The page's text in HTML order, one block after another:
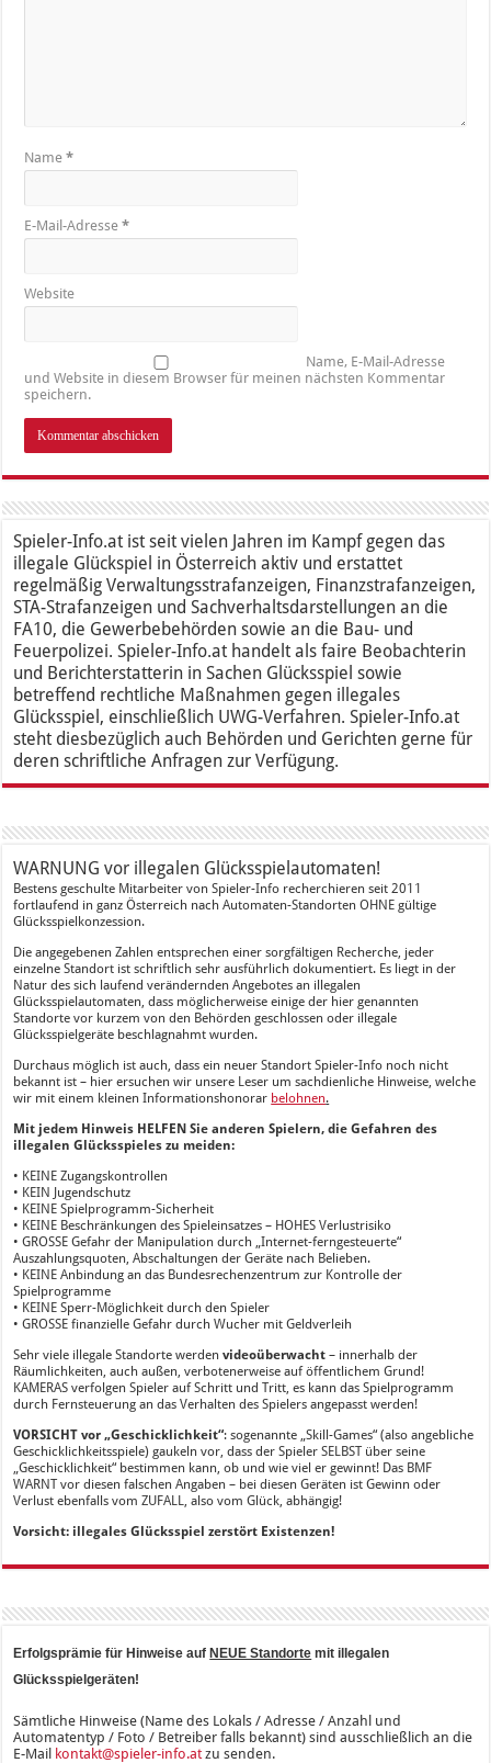
Name*
E-Mail-Adresse*
Website
Name, E-Mail-Adresse
und Website in diesem Browser für meinen nächsten Kommentar
speichern.
Spieler-Info.at ist seit vielen Jahren im Kampf gegen das
illegale Glückspiel in Österreich aktiv und erstattet
regelmäßig Verwaltungsstrafanzeigen, Finanzstrafanzeigen,
STA-Strafanzeigen und Sachverhaltsdarstellungen an die
FA10, die Gewerbebehörden sowie an die Bau- und
Feuerpolizei. Spieler-Info.at handelt als faire Beobachterin
und Berichterstatterin in Sachen Glücksspiel sowie
betreffend rechtliche Maßnahmen gegen illegales
Glücksspiel, einschließlich UWG-Verfahren. Spieler-Info.at
steht diesbezüglich auch Behörden und Gerichten gerne für
deren schriftliche Anfragen zur Verfügung.
WARNUNG vor illegalen Glücksspielautomaten!
Bestens geschulte Mitarbeiter von Spieler-Info recherchieren seit 2011
fortlaufend in ganz Österreich nach Automaten-Standorten OHNE gültige
Glücksspielkonzession.
Die angegebenen Zahlen entsprechen einer sorgfältigen Recherche, jeder
einzelne Standort ist schriftlich sehr ausführlich dokumentiert. Es liegt in der
Natur des sich laufend verändernden Angebotes an illegalen
Glücksspielautomaten, dass möglicherweise einige der hier genannten
Standorte vor kurzem von den Behörden geschlossen oder illegale
Glücksspielgeräte beschlagnahmt wurden.
Durchaus möglich ist auch, dass ein neuer Standort Spieler-Info noch nicht
bekannt ist – hier ersuchen wir unsere Leser um sachdienliche Hinweise, welche
wir mit einem kleinen Informationshonorar belohnen.
Mit jedem Hinweis HELFEN Sie anderen Spielern, die Gefahren des
illegalen Glücksspieles zu meiden:
• KEINE Zugangskontrollen
• KEIN Jugendschutz
• KEINE Spielprogramm-Sicherheit
• KEINE Beschränkungen des Spieleinsatzes – HOHES Verlustrisiko
• GROSSE Gefahr der Manipulation durch „Internet-ferngesteuerte“
Auszahlungsquoten, Abschaltungen der Geräte nach Belieben.
• KEINE Anbindung an das Bundesrechenzentrum zur Kontrolle der
Spielprogramme
• KEINE Sperr-Möglichkeit durch den Spieler
• GROSSE finanzielle Gefahr durch Wucher mit Geldverleih
Sehr viele illegale Standorte werdenvideoüberwacht– innerhalb der
Räumlichkeiten, auch außen, verbotenerweise auf öffentlichem Grund!
KAMERAS verfolgen Spieler auf Schritt und Tritt, es kann das Spielprogramm
durch Fernsteuerung an das Verhalten des Spielers angepasst werden!
VORSICHT vor „Geschicklichkeit“: sogenannte „Skill-Games“ (also angebliche
Geschicklichkeitsspiele) gaukeln vor, dass der Spieler SELBST über seine
„Geschicklichkeit“ bestimmen kann, ob und wie viel er gewinnt! Das BMF
WARNT vor diesen falschen Angaben – bei diesen Geräten ist Gewinn oder
Verlust ebenfalls vom ZUFALL, also vom Glück, abhängig!
Vorsicht: illegales Glücksspiel zerstört Existenzen!
Erfolgsprämie für Hinweise auf NEUE Standorte mit illegalen
Glücksspielgeräten!
Sämtliche Hinweise (Name des Lokals / Adresse / Anzahl und
Automatentyp / Foto / Betreiber falls bekannt) sind ausschließlich an die
E-Mail kontakt@spieler-info.at zu senden.